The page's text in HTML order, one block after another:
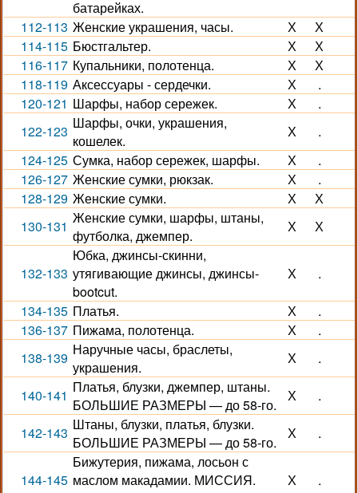
батарейках.
112-113 Женские украшения, часы. Х
Х
114-115 Бюстгальтер. Х
Х
116-117 Купальники, полотенца. Х
Х
118-119 Аксессуары - сердечки. Х
.
120-121 Шарфы, набор сережек. Х
.
122-123 Шарфы, очки, украшения,
кошелек.
Х
.
124-125 Сумка, набор сережек, шарфы. Х
.
126-127 Женские сумки, рюкзак. Х
.
128-129 Женские сумки. Х
Х
130-131 Женские сумки, шарфы, штаны,
футболка, джемпер.
Х Х
132-133
Юбка, джинсы-скинни,
утягивающие джинсы, джинсы-
bootcut.
Х .
134-135 Платья. Х
.
136-137 Пижама, полотенца. Х
.
138-139 Наручные часы, браслеты,
украшения.
Х .
140-141 Платья, блузки, джемпер, штаны.
БОЛЬШИЕ РАЗМЕРЫ — до 58-го.
Х .
142-143 Штаны, блузки, платья, блузки.
БОЛЬШИЕ РАЗМЕРЫ — до 58-го.
Х .
144-145
Бижутерия, пижама, лосьон с
маслом макадамии. МИССИЯ.
Х .